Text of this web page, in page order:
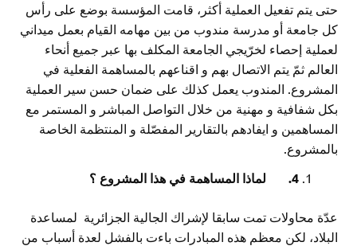
حتى يتم تفعيل العملية أكثر، قامت المؤسسة بوضع على رأس
كل جامعة أو مدرسة مندوب من بين مهامه القيام بعمل ميداني
لعملية إحصاء لخرّيجي الجامعة المكلف بها عبر جميع أنحاء
العالم ثمّ يتم الاتصال بهم و اقناعهم بالمساهمة الفعلية في
المشروع. المندوب يعمل كذلك على ضمان حسن سير العملية
بكل شفافية و مهنية من خلال التواصل المباشر و المستمر مع
المساهمين و ايفادهم بالتقارير المفصّلة و المنتظمة الخاصة
بالمشروع.
4. لماذا المساهمة في هذا المشروع ؟
عدّة محاولات تمت سابقا لإشراك الجالية الجزائرية لمساعدة
البلاد، لكن معظم هذه المبادرات باءت بالفشل لعدة أسباب من